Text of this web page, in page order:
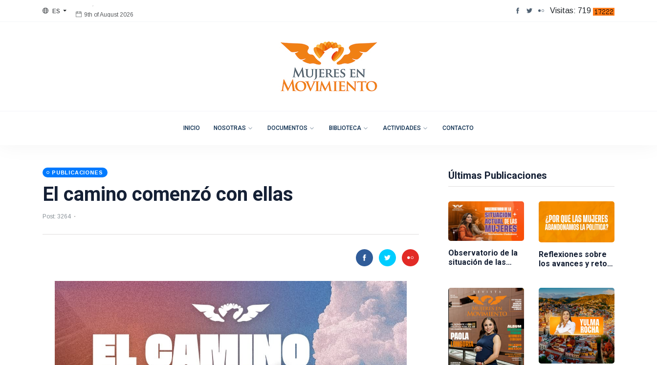
ES
9th of August 2026
Visitas: 719
INICIO NOSOTRAS DOCUMENTOS BIBLIOTECA ACTIVIDADES CONTACTO
PUBLICACIONES
El camino comenzó con ellas
Post: 3264
Últimas Publicaciones
Observatorio de la
situación de las
Ciudadano
Reflexiones sobre
los avances y retos
Ponente Nuria
Varela